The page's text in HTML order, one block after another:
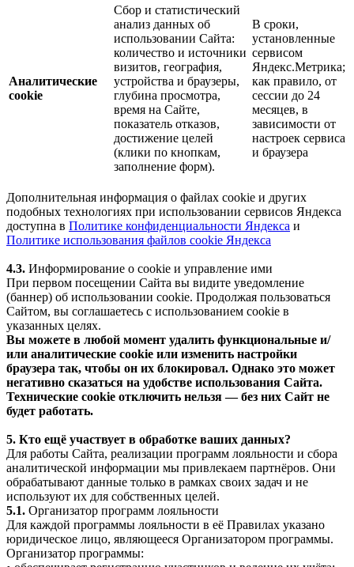
Аналитические
cookie
Сбор и статистический
анализ данных об
использовании Сайта:
количество и источники
визитов, география,
устройства и браузеры,
глубина просмотра,
время на Сайте,
показатель отказов,
достижение целей
(клики по кнопкам,
заполнение форм).
В сроки,
установленные
сервисом
Яндекс.Метрика;
как правило, от
сессии до 24
месяцев, в
зависимости от
настроек сервиса
и браузера
Дополнительная информация о файлах cookie и других
подобных технологиях при использовании сервисов Яндекса
доступна в Политике конфиденциальности Яндекса и
Политике использования файлов cookie Яндекса
4.3. Информирование о cookie и управление ими
При первом посещении Сайта вы видите уведомление
(баннер) об использовании cookie. Продолжая пользоваться
Сайтом, вы соглашаетесь с использованием cookie в
указанных целях.
Вы можете в любой момент удалить функциональные и/
или аналитические cookie или изменить настройки
браузера так, чтобы он их блокировал. Однако это может
негативно сказаться на удобстве использования Сайта.
Технические cookie отключить нельзя — без них Сайт не
будет работать.
5. Кто ещё участвует в обработке ваших данных?
Для работы Сайта, реализации программ лояльности и сбора
аналитической информации мы привлекаем партнёров. Они
обрабатывают данные только в рамках своих задач и не
используют их для собственных целей.
5.1. Организатор программ лояльности
Для каждой программы лояльности в её Правилах указано
юридическое лицо, являющееся Организатором программы.
Организатор программы: